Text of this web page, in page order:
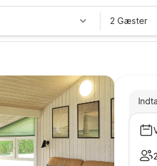
2 Gæster